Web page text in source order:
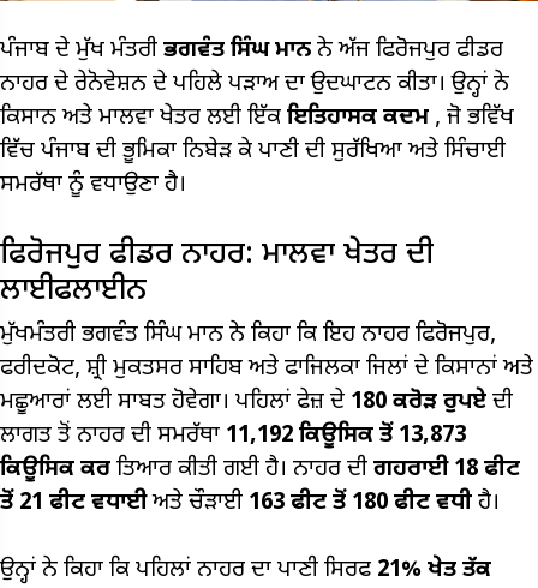
ਪੰਜਾਬ ਦੇ ਮੁੱਖ ਮੰਤਰੀ ਭਗਵੰਤ ਸਿੰਘ ਮਾਨ ਨੇ ਅੱਜ ਫਿਰੋਜਪੁਰ ਫੀਡਰ
ਨਾਹਰ ਦੇ ਰੇਨੋਵੇਸ਼ਨ ਦੇ ਪਹਿਲੇ ਪੜਾਅ ਦਾ ਉਦਘਾਟਨ ਕੀਤਾ। ਉਨ੍ਹਾਂ ਨੇ
ਕਿਸਾਨ ਅਤੇ ਮਾਲਵਾ ਖੇਤਰ ਲਈ ਇੱਕ ਇਤਿਹਾਸਕ ਕਦਮ , ਜੋ ਭਵਿੱਖ
ਵਿੱਚ ਪੰਜਾਬ ਦੀ ਭੂਮਿਕਾ ਨਿਬੇੜ ਕੇ ਪਾਣੀ ਦੀ ਸੁਰੱਖਿਆ ਅਤੇ ਸਿੰਚਾਈ
ਸਮਰੱਥਾ ਨੂੰ ਵਧਾਉਣਾ ਹੈ।
ਫਿਰੋਜਪੁਰ ਫੀਡਰ ਨਾਹਰ: ਮਾਲਵਾ ਖੇਤਰ ਦੀ
ਲਾਈਫਲਾਈਨ
ਮੁੱਖਮੰਤਰੀ ਭਗਵੰਤ ਸਿੰਘ ਮਾਨ ਨੇ ਕਿਹਾ ਕਿ ਇਹ ਨਾਹਰ ਫਿਰੋਜਪੁਰ,
ਫਰੀਦਕੋਟ, ਸ਼੍ਰੀ ਮੁਕਤਸਰ ਸਾਹਿਬ ਅਤੇ ਫਾਜਿਲਕਾ ਜਿਲਾਂ ਦੇ ਕਿਸਾਨਾਂ ਅਤੇ
ਮਛੂਆਰਾਂ ਲਈ ਸਾਬਤ ਹੋਵੇਗਾ। ਪਹਿਲਾਂ ਫੇਜ਼ ਦੇ 180 ਕਰੋੜ ਰੁਪਏ ਦੀ
ਲਾਗਤ ਤੋਂ ਨਾਹਰ ਦੀ ਸਮਰੱਥਾ 11,192 ਕਿਊਸਿਕ ਤੋਂ 13,873
ਕਿਊਸਿਕ ਕਰ ਤਿਆਰ ਕੀਤੀ ਗਈ ਹੈ। ਨਾਹਰ ਦੀ ਗਹਰਾਈ 18 ਫੀਟ
ਤੋਂ 21 ਫੀਟ ਵਧਾਈਅਤੇ ਚੌਡ਼ਾਈ 163 ਫੀਟ ਤੋਂ 180 ਫੀਟ ਵਧੀ ਹੈ।
ਉਨ੍ਹਾਂ ਨੇ ਕਿਹਾ ਕਿ ਪਹਿਲਾਂ ਨਾਹਰ ਦਾ ਪਾਣੀ ਸਿਰਫ 21% ਖੇਤ ਤੱਕ